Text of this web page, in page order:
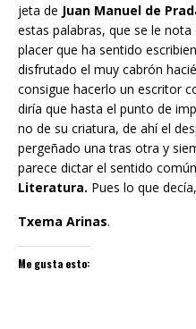
jeta de Juan Manuel de
estas palabras, que se le
placer que ha sentido
disfrutado el muy cabrón
consigue hacerlo un escritor
diría que hasta el punto de
no de su criatura, de ahí el
pergeñado una tras otra y
parece dictar el sentido
Literatura. Pues lo que
Txema Arinas.
Me gusta esto: